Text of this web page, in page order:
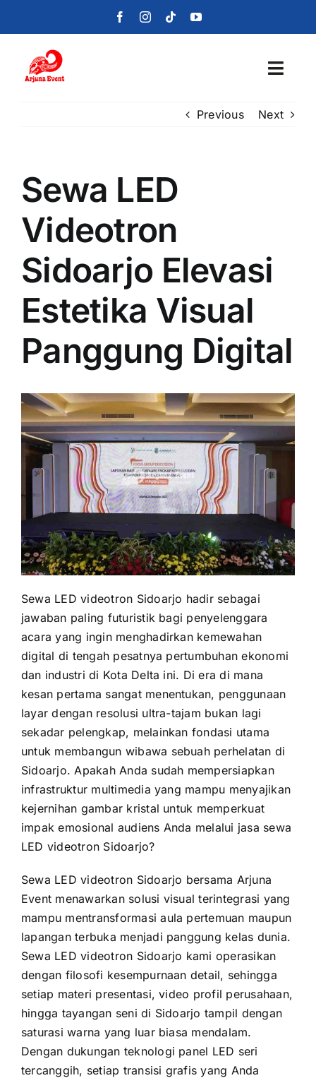
Beranda
Blog
PRICELIST
Hubungi Kami
Previous Next
Sewa LED
Videotron
Sidoarjo Elevasi
Estetika Visual
Panggung Digital
Sewa LED videotron Sidoarjo hadir sebagai
jawaban paling futuristik bagi penyelenggara
acara yang ingin menghadirkan kemewahan
digital di tengah pesatnya pertumbuhan ekonomi
dan industri di Kota Delta ini. Di era di mana
kesan pertama sangat menentukan, penggunaan
layar dengan resolusi ultra-tajam bukan lagi
sekadar pelengkap, melainkan fondasi utama
untuk membangun wibawa sebuah perhelatan di
Sidoarjo. Apakah Anda sudah mempersiapkan
infrastruktur multimedia yang mampu menyajikan
kejernihan gambar kristal untuk memperkuat
impak emosional audiens Anda melalui jasa sewa
LED videotron Sidoarjo?
Sewa LED videotron Sidoarjo bersama Arjuna
Event menawarkan solusi visual terintegrasi yang
mampu mentransformasi aula pertemuan maupun
lapangan terbuka menjadi panggung kelas dunia.
Sewa LED videotron Sidoarjo kami operasikan
dengan filosofi kesempurnaan detail, sehingga
setiap materi presentasi, video profil perusahaan,
hingga tayangan seni di Sidoarjo tampil dengan
saturasi warna yang luar biasa mendalam.
Dengan dukungan teknologi panel LED seri
tercanggih, setiap transisi grafis yang Anda